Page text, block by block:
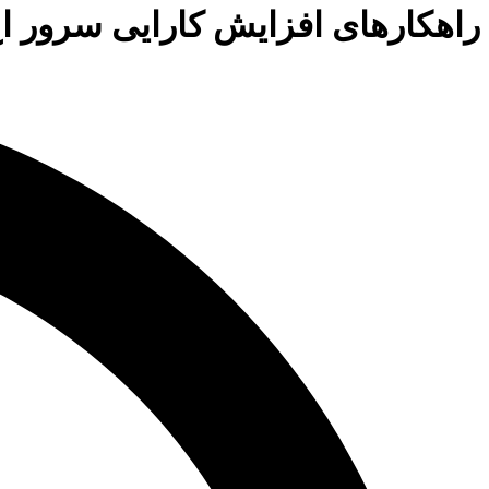
راهکارهای افزایش کارایی سرور